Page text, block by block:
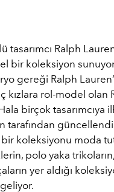
tasarımcı Ralph
bir koleksiyon
gereği Ralph
kızlara rol-model olan
birçok tasarımcıya
tarafından
koleksiyonu moda
polo yaka
yer aldığı